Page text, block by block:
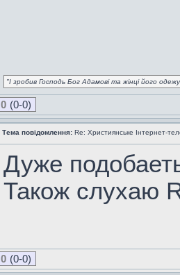
"І зробив Господь Бог Адамові та жінці його
0 (0-0)
Тема повідомлення: Re: Християнське Інтернет-
Дуже
Також слухаю
0 (0-0)